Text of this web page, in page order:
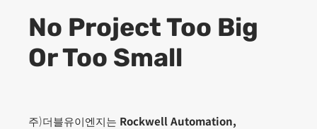
No Project Too Big
Or Too Small
주)더블유이엔지는 Rockwell Automation,